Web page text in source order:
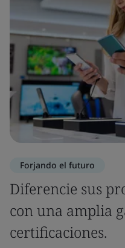
Forjando el futuro
Diferencie sus
con una amplia
certificaciones.